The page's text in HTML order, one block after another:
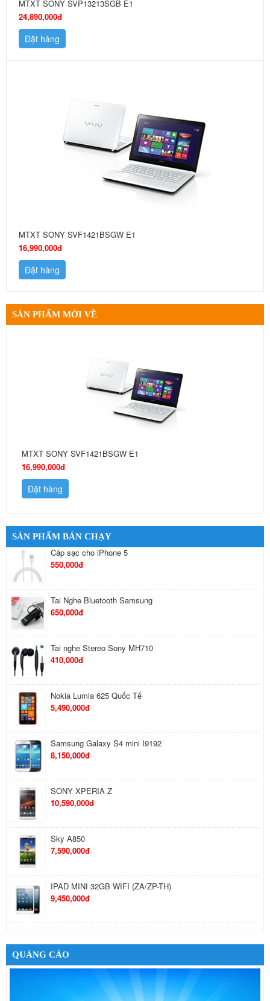
MTXT SONY SVP13213SGB E1
24,890,000đ
Đặt hàng
MTXT SONY SVF1421BSGW E1
16,990,000đ
Đặt hàng
SẢN PHẨM MỚI VỀ
MTXT SONY SVF1421BSGW E1
16,990,000đ
Đặt hàng
SẢN PHẨM BÁN CHẠY
Tai Nghe Bluetooth Samsung
650,000đ
Tai nghe Stereo Sony MH710
410,000đ
Nokia Lumia 625 Quốc Tế
5,490,000đ
Samsung Galaxy S4 mini I9192
8,150,000đ
SONY XPERIA Z
10,590,000đ
Sky A850
7,590,000đ
IPAD MINI 32GB WIFI (ZA/ZP-TH)
9,450,000đ
Kindle Fire HD 7 Inches
5,650,000đ
6,490,000đ
Cáp sạc cho iPhone 5
QUẢNG CÁO